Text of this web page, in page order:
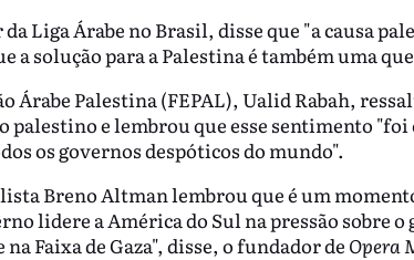
Liga Árabe no Brasil, disse que "a causa
a solução para a Palestina é também uma
Árabe Palestina (FEPAL), Ualid Rabah,
palestino e lembrou que esse sentimento "foi
os governos despóticos do mundo".
Breno Altman lembrou que é um
lidere a América do Sul na pressão sobre
Faixa de Gaza", disse, o fundador de Opera